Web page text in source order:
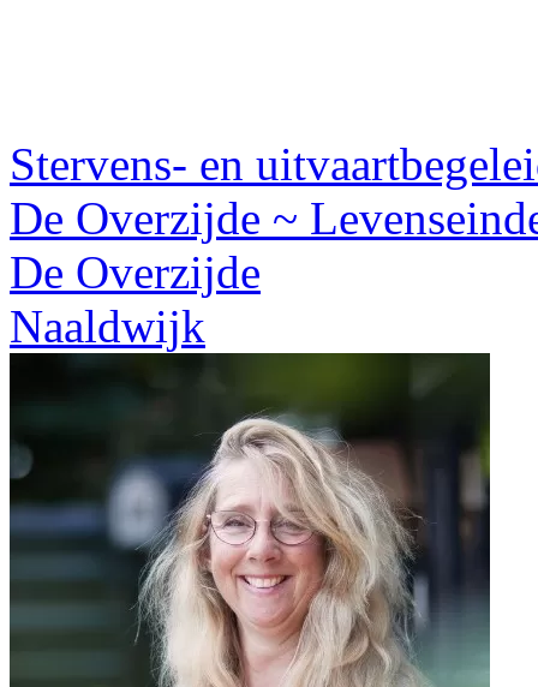
Stervens- en
De Overzijde ~
De Overzijde
Naaldwijk